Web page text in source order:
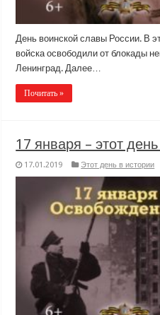
День воинской славы России. В
войска освободили от блокады
Ленинград. Далее…
Почитать »
17 января – этот
17.01.2019 Этот день в истории